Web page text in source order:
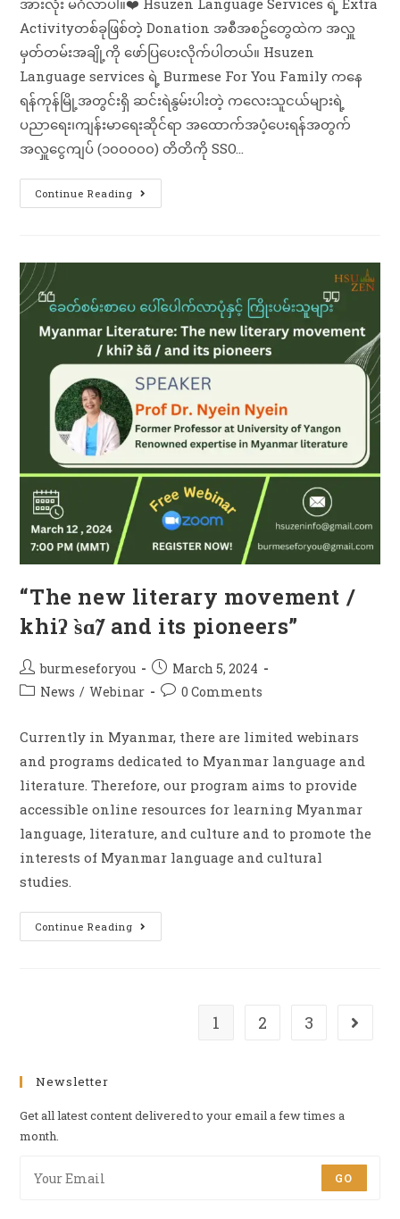
အားလုံး မင်္ဂလာပါ။❤️ Hsuzen Language Services ရဲ့ Extra
Activityတစ်ခုဖြစ်တဲ့ Donation အစီအစဥ်တွေထဲက အလှူ
မှတ်တမ်း​အချို့ကို ဖော်ပြပေးလိုက်ပါတယ်။ Hsuzen
Language services ရဲ့ Burmese For You Family ကနေ
ရန်ကုန်မြို့အတွင်းရှိ ဆင်းရဲနွမ်းပါးတဲ့ ကလေးသူငယ်များရဲ့
ပညာရေး၊ကျန်းမာရေးဆိုင်ရာ အထောက်အပံ့ပေးရန်အတွက်
အလှူငွေကျပ် (၁၀၀၀၀၀) တိတိကို SSO…
Continue Reading
“The new literary movement /
khiʔ s̀ɑ̃/ and its pioneers”
burmeseforyou
March 5, 2024
News / Webinar 0 Comments
Currently in Myanmar, there are limited webinars
and programs dedicated to Myanmar language and
literature. Therefore, our program aims to provide
accessible online resources for learning Myanmar
language, literature, and culture and to promote the
interests of Myanmar language and cultural
studies.
Continue Reading
1 2 3
Newsletter
Get all latest content delivered to your email a few times a
month.
GO